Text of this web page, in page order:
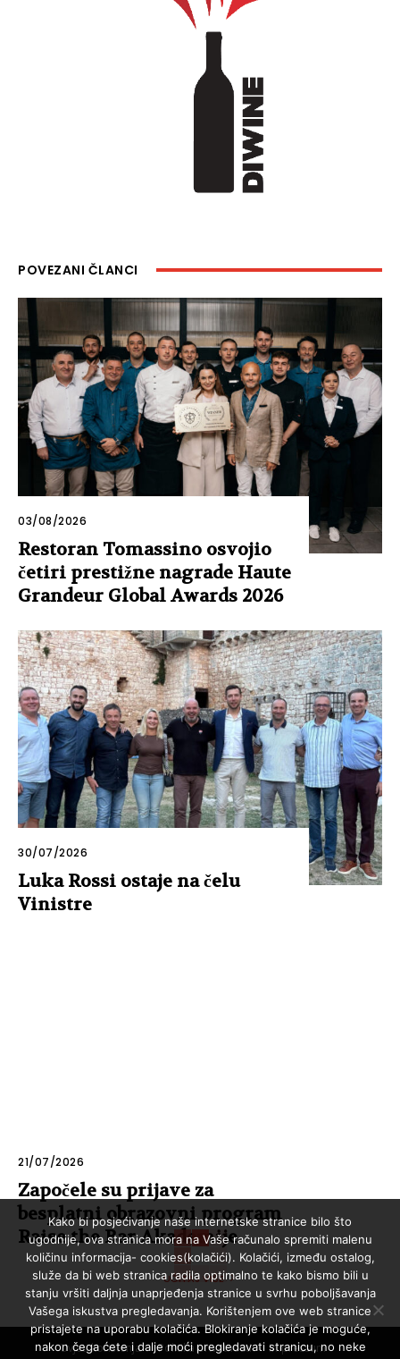
POVEZANI ČLANCI
03/08/2026
Restoran Tomassino osvojio
četiri prestižne nagrade Haute
Grandeur Global Awards 2026
30/07/2026
Luka Rossi ostaje na čelu
Vinistre
21/07/2026
Započele su prijave za
besplatni obrazovni program
Raise the Bar Akademije
UČITAJ VIŠE
Uvjeti korištenja Politika privatnosti
Impressum
Kako bi posjećivanje naše internetske stranice bilo što
ugodnije, ova stranica mora na Vaše računalo spremiti malenu
količinu informacija- cookies(kolačići). Kolačići, između ostalog,
služe da bi web stranica radila optimalno te kako bismo bili u
stanju vršiti daljnja unaprjeđenja stranice u svrhu poboljšavanja
Vašega iskustva pregledavanja. Korištenjem ove web stranice
pristajete na uporabu kolačića. Blokiranje kolačića je moguće,
nakon čega ćete i dalje moći pregledavati stranicu, no neke